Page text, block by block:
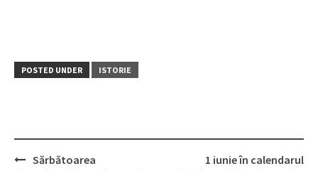
POSTED UNDER ISTORIE
Sărbătoarea
1 iunie în calendarul